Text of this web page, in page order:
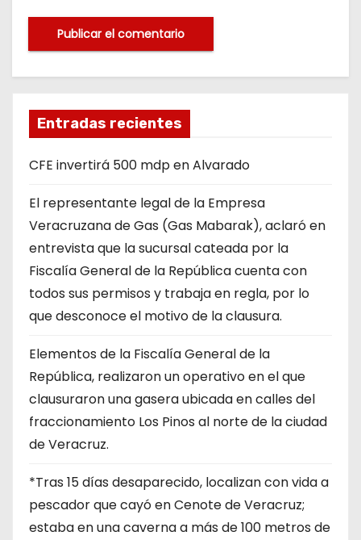
Entradas recientes
CFE invertirá 500 mdp en Alvarado
El representante legal de la Empresa
Veracruzana de Gas (Gas Mabarak), aclaró en
entrevista que la sucursal cateada por la
Fiscalía General de la República cuenta con
todos sus permisos y trabaja en regla, por lo
que desconoce el motivo de la clausura.
Elementos de la Fiscalía General de la
República, realizaron un operativo en el que
clausuraron una gasera ubicada en calles del
fraccionamiento Los Pinos al norte de la ciudad
de Veracruz.
*Tras 15 días desaparecido, localizan con vida a
pescador que cayó en Cenote de Veracruz;
estaba en una caverna a más de 100 metros de